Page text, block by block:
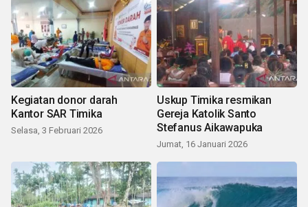
Kegiatan donor darah
Kantor SAR Timika
Selasa, 3 Februari 2026
Uskup Timika resmikan
Gereja Katolik Santo
Stefanus Aikawapuka
Jumat, 16 Januari 2026